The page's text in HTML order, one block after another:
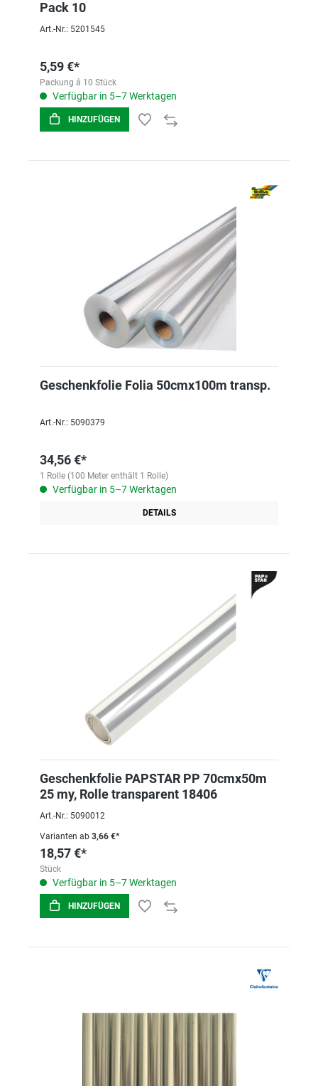
Pack 10
Art.-Nr.: 5201545
5,59 €*
Packung á 10 Stück
Verfügbar in 5–7 Werktagen
HINZUFÜGEN
Geschenkfolie Folia 50cmx100m transp.
Art.-Nr.: 5090379
34,56 €*
1 Rolle (100 Meter enthält 1 Rolle)
Verfügbar in 5–7 Werktagen
DETAILS
Geschenkfolie PAPSTAR PP 70cmx50m
25 my, Rolle transparent 18406
Art.-Nr.: 5090012
Varianten ab 3,66 €*
18,57 €*
Stück
Verfügbar in 5–7 Werktagen
HINZUFÜGEN